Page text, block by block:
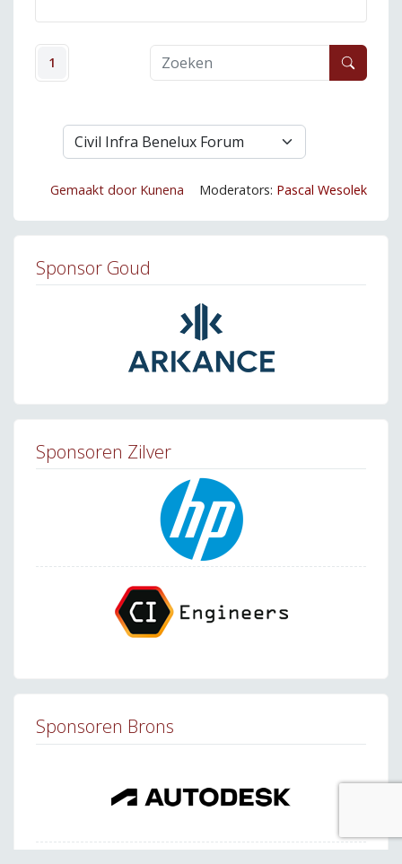
1
Moderators: Pascal Wesolek
Gemaakt door Kunena
Sponsor Goud
Sponsoren Zilver
Sponsoren Brons